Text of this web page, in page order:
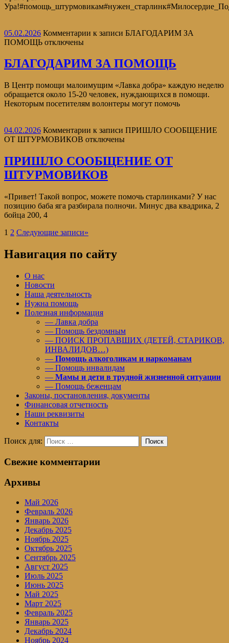
05.02.2026 Комментарии к записи БЛАГОДАРИМ ЗА
ПОМОЩЬ отключены
БЛАГОДАРИМ ЗА ПОМОЩЬ
В Центр помощи малоимущим «Лавка добра» каждую неделю
обращается около 15-20 человек, нуждающихся в помощи.
Некоторым посетителям волонтеры могут помочь
04.02.2026 Комментарии к записи ПРИШЛО СООБЩЕНИЕ
ОТ ШТУРМОВИКОВ отключены
ПРИШЛО СООБЩЕНИЕ ОТ
ШТУРМОВИКОВ
«Привет! Такой вопрос, можете помочь старлинками? У нас
позицию баба яга разбирала полночи. Минус два квадрика, 2
бойца 200, 4
1 2 Следующие записи»
Навигация по сайту
О нас
Новости
Наша деятельность
Нужна помощь
Полезная информация
— Лавка добра
— Помощь бездомным
— ПОИСК ПРОПАВШИХ (ДЕТЕЙ, СТАРИКОВ,
ИНВАЛИДОВ…)
— Помощь алкоголикам и наркоманам
— Помощь инвалидам
— Мамы и дети в трудной жизненной ситуации
— Помощь беженцам
Законы, постановления, документы
Финансовая отчетность
Наши реквизиты
Контакты
Поиск для: Поиск
Свежие комментарии
Архивы
Май 2026
Февраль 2026
Январь 2026
Декабрь 2025
Ноябрь 2025
Октябрь 2025
Сентябрь 2025
Август 2025
Июль 2025
Июнь 2025
Май 2025
Март 2025
Февраль 2025
Январь 2025
Декабрь 2024
Ноябрь 2024